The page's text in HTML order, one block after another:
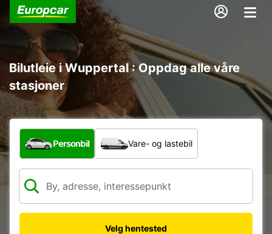
Bilutleie i Wuppertal : Oppdag alle våre
stasjoner
Hvilken type bil?
Personbil Vare- og lastebil
Velg hentested